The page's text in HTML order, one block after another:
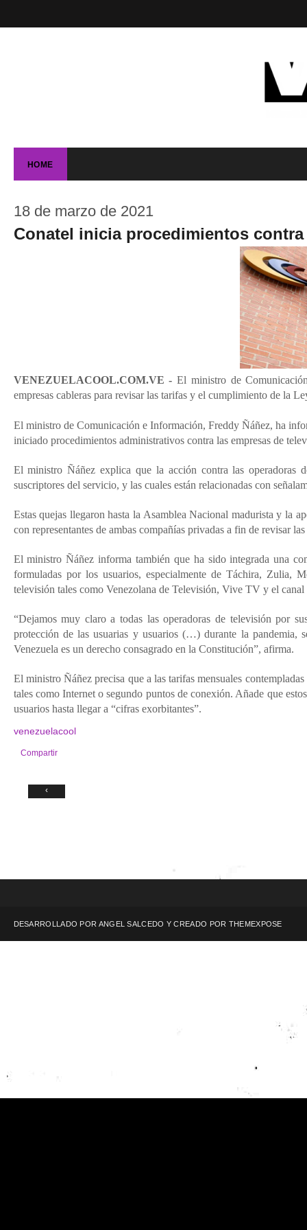
HOME
18 de marzo de 2021
Conatel inicia procedimientos contra
VENEZUELACOOL.COM.VE -El ministro de
empresas cableras para revisar las tarifas y el cumplimiento de la
El ministro de Comunicación e Información, Freddy Ñáñez, ha
iniciado procedimientos administrativos contra las empresas de
El ministro Ñáñez explica que la acción contra las operadoras
suscriptores del servicio, y las cuales están relacionadas con
Estas quejas llegaron hasta la Asamblea Nacional madurista y la
con representantes de ambas compañías privadas a fin de revisar
El ministro Ñáñez informa también que ha sido integrada una
formuladas por los usuarios, especialmente de Táchira, Zulia,
televisión tales como Venezolana de Televisión, Vive TV y el
“Dejamos muy claro a todas las operadoras de televisión por
protección de las usuarias y usuarios (…) durante la pandemia,
Venezuela es un derecho consagrado en la Constitución”, afirma.
El ministro Ñáñez precisa que a las tarifas mensuales
tales como Internet o segundo puntos de conexión. Añade que
usuarios hasta llegar a “cifras exorbitantes”.
venezuelacool
Compartir
‹
DESARROLLADO POR ANGEL SALCEDO Y CREADO POR THEMEXPOSE